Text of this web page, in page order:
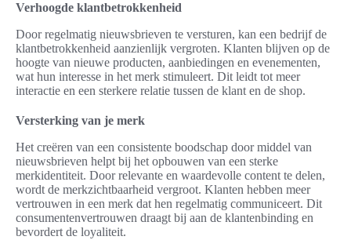
Verhoogde klantbetrokkenheid
Door regelmatig nieuwsbrieven te versturen, kan een bedrijf de
klantbetrokkenheid aanzienlijk vergroten. Klanten blijven op de
hoogte van nieuwe producten, aanbiedingen en evenementen,
wat hun interesse in het merk stimuleert. Dit leidt tot meer
interactie en een sterkere relatie tussen de klant en de shop.
Versterking van je merk
Het creëren van een consistente boodschap door middel van
nieuwsbrieven helpt bij het opbouwen van een sterke
merkidentiteit. Door relevante en waardevolle content te delen,
wordt de merkzichtbaarheid vergroot. Klanten hebben meer
vertrouwen in een merk dat hen regelmatig communiceert. Dit
consumentenvertrouwen draagt bij aan de klantenbinding en
bevordert de loyaliteit.